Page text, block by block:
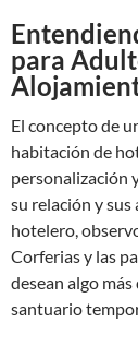
para
El concepto de
habitación de
personalización
su relación y
hotelero,
Corferias y las
desean algo
santuario